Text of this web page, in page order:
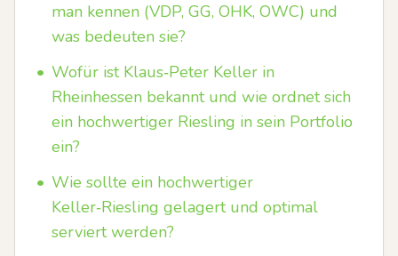
man kennen (VDP, GG, OHK, OWC) und
was bedeuten sie?
• Wofür ist Klaus‑Peter Keller in
Rheinhessen bekannt und wie ordnet sich
ein hochwertiger Riesling in sein Portfolio
ein?
• Wie sollte ein hochwertiger
Keller‑Riesling gelagert und optimal
serviert werden?